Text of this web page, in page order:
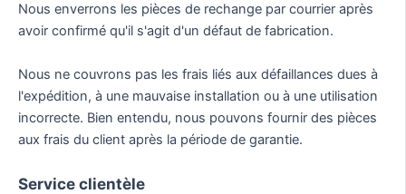
de la pompe à
chaleur (mm)
mm DN25
l'emballage
(mm)
L*H*L
Taille de l'unité
L*H*L mm
Classe de
Nous enverrons les pièces de rechange par courrier après
avoir confirmé qu'il s'agit d'un défaut de fabrication.
Nous ne couvrons pas les frais liés aux défaillances dues à
l'expédition, à une mauvaise installation ou à une utilisation
incorrecte. Bien entendu, nous pouvons fournir des pièces
aux frais du client après la période de garantie.
Service clientèle